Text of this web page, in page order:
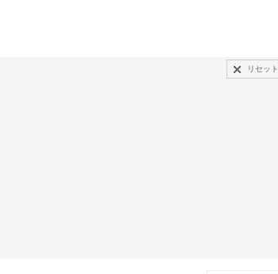
リセット